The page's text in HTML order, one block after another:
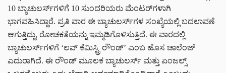
10 ಬ್ಯಾಚುಲರ್ಸ್‌ಗಳಿಗೆ 10 ಸುಂದರಿಯರು ಮೆಂಟರ್‌ಗಳಾಗಿ
ಭಾಗವಹಿಸಿದ್ದಾರೆ. ಪ್ರತಿ ವಾರ ಈ ಬ್ಯಾಚುಲರ್ಸ್‌ಗಳ ಸಂಖ್ಯೆಯಲ್ಲಿ ಬದಲಾವಣೆ
ಆಗುತ್ತಿದ್ದು, ರೋಚಕತೆಯನ್ನು ಇಮ್ಮಡಿಗೊಳಿಸುತ್ತಿದೆ. ಈ ವಾರದಲ್ಲಿ
ಬ್ಯಾಚುಲರ್ಸ್‌ಗಳಿಗೆ ‘ಲವ್ ಕೆಮಿಸ್ಟ್ರಿ ರೌಂಡ್’ ಎಂಬ ಹೊಸ ಚಾಲೆಂಜ್
ಎದುರಾಗಿದೆ. ಈ ರೌಂಡ್ ಮೂಲಕ ಬ್ಯಾಚುಲರ್ಸ್ ಮತ್ತು ಏಂಜಲ್ಸ್